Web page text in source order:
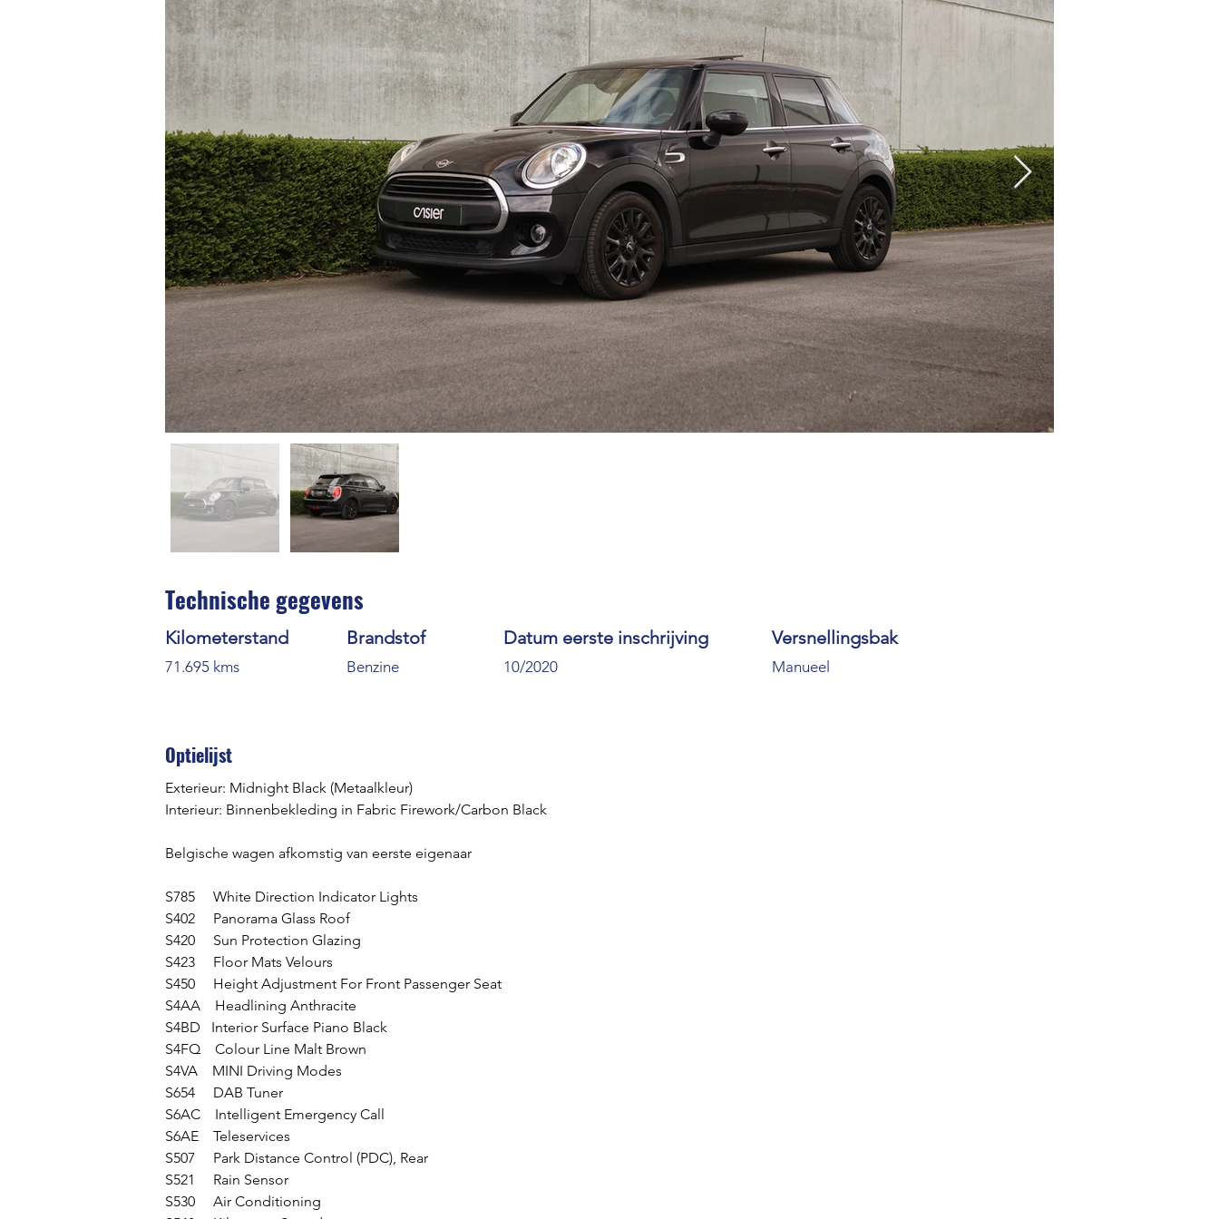
Technische gegevens
Kilometerstand
71.695 kms
Brandstof
Benzine
Datum eerste inschrijving
10/2020
Versnellingsbak
Manueel
Optielijst
Exterieur: Midnight Black (Metaalkleur)
Interieur: Binnenbekleding in Fabric Firework/Carbon Black
Belgische wagen afkomstig van eerste eigenaar
S785     White Direction Indicator Lights
S402     Panorama Glass Roof
S420     Sun Protection Glazing
S423     Floor Mats Velours
S450     Height Adjustment For Front Passenger Seat
S4AA    Headlining Anthracite
S4BD   Interior Surface Piano Black
S4FQ    Colour Line Malt Brown
S4VA    MINI Driving Modes
S654     DAB Tuner
S6AC    Intelligent Emergency Call
S6AE    Teleservices
S507     Park Distance Control (PDC), Rear
S521     Rain Sensor
S530     Air Conditioning